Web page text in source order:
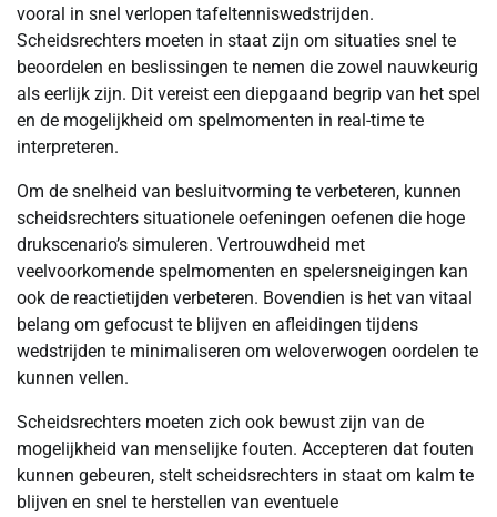
vooral in snel verlopen tafeltenniswedstrijden.
Scheidsrechters moeten in staat zijn om situaties snel te
beoordelen en beslissingen te nemen die zowel nauwkeurig
als eerlijk zijn. Dit vereist een diepgaand begrip van het spel
en de mogelijkheid om spelmomenten in real-time te
interpreteren.
Om de snelheid van besluitvorming te verbeteren, kunnen
scheidsrechters situationele oefeningen oefenen die hoge
drukscenario’s simuleren. Vertrouwdheid met
veelvoorkomende spelmomenten en spelersneigingen kan
ook de reactietijden verbeteren. Bovendien is het van vitaal
belang om gefocust te blijven en afleidingen tijdens
wedstrijden te minimaliseren om weloverwogen oordelen te
kunnen vellen.
Scheidsrechters moeten zich ook bewust zijn van de
mogelijkheid van menselijke fouten. Accepteren dat fouten
kunnen gebeuren, stelt scheidsrechters in staat om kalm te
blijven en snel te herstellen van eventuele